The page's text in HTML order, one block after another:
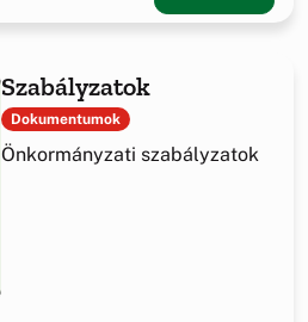
Szabályzatok
Dokumentumok
Önkormányzati szabályzatok